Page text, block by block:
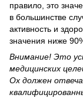
правило, это
в большинстве
активность и
значения ниже
Внимание! Это
медицинских
Ox должен